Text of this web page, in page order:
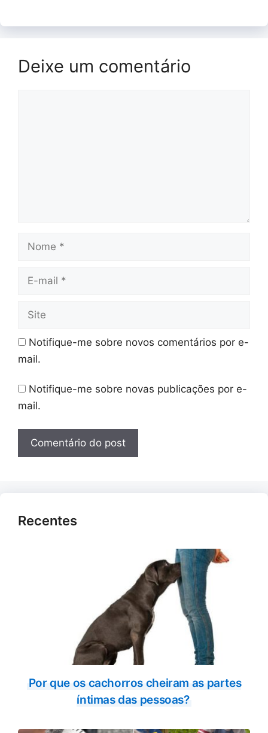
Deixe um comentário
mail
Notifique-me sobre novos comentários por e-
mail.
Notifique-me sobre novas publicações por e-
mail.
Recentes
Por que os cachorros cheiram as partes
íntimas das pessoas?